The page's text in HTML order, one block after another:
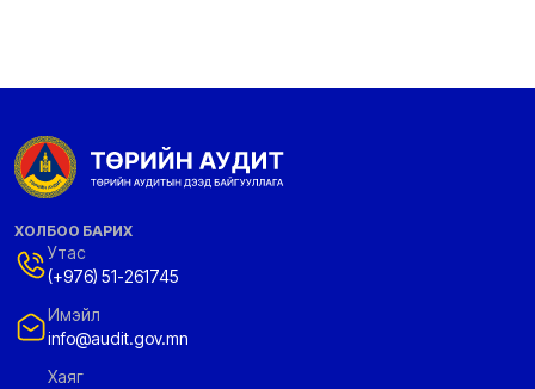
ХОЛБОО БАРИХ
Утас
(+976) 51-261745
Имэйл
info@audit.gov.mn
Хаяг